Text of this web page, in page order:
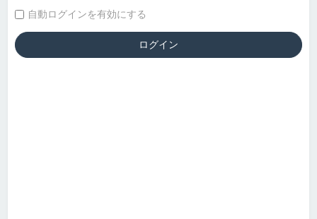
自動ログインを有効にする